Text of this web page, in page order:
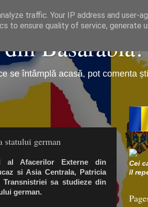
Basarabia!
se întâmplă acasă, pot comenta
statului german
al Afacerilor Externe din
si Asia Centrala, Patricia
sa studieze din
german.
Cei
îl
traffic. Your IP address and user-
to ensure quality of service, generate